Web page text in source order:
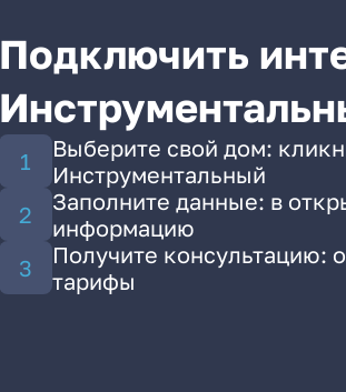
Подключить
Выберите свой дом:
Инструментальный
Заполните данные: в
информацию
Получите консультацию:
тарифы